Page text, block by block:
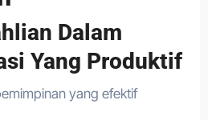
Dalam
Yang Produktif